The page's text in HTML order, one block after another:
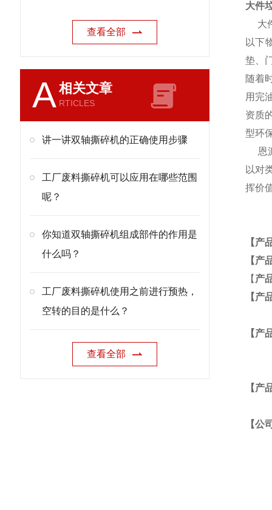
查看全部
A相关文章
RTICLES
讲一讲双轴撕碎机的正确使用步骤
工厂废料撕碎机可以应用在哪些范围
呢？
你知道双轴撕碎机组成部件的作用是
什么吗？
工厂废料撕碎机使用之前进行预热，
空转的目的是什么？
查看全部
大件
大
以下
垫、
随着
用完
资质
型环
恩
以对
挥价
【产
【产
【 产
【产
【产
【产
【公